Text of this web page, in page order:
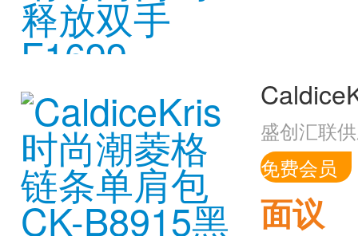
盛创汇联
免费会员
面议